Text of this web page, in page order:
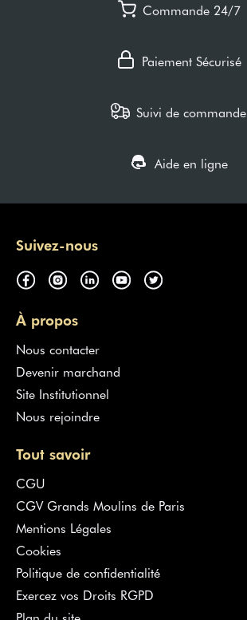
Commande 24/7
Paiement Sécurisé
Suivi de commande
Aide en ligne
Suivez-nous
À propos
Nous contacter
Devenir marchand
Site Institutionnel
Nous rejoindre
Tout savoir
CGU
CGV Grands Moulins de Paris
Mentions Légales
Cookies
Politique de confidentialité
Exercez vos Droits RGPD